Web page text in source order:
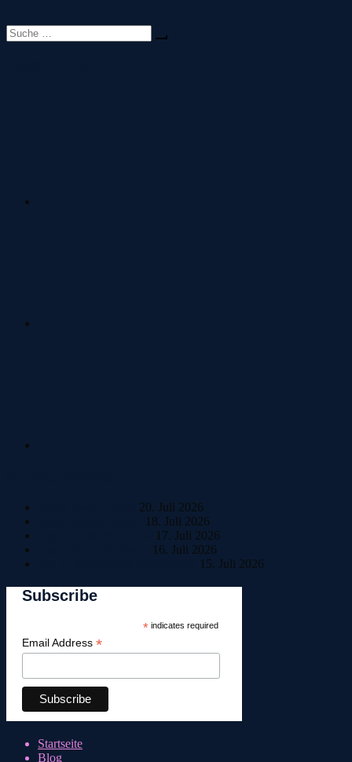
Suche
nach:
20. Juli 2026
18. Juli 2026
17. Juli 2026
16. Juli 2026
15. Juli 2026
Subscribe
*indicates required
Email Address *
Startseite
Blog